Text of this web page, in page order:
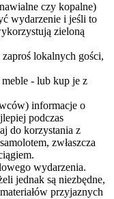
czy kopalne)
wydarzenie i jeśli to
zieloną
lokalnych gości,
- lub kup je z
informacje o
podczas
do korzystania z
zwłaszcza
wydarzenia.
jednak są niezbędne,
przyjaznych